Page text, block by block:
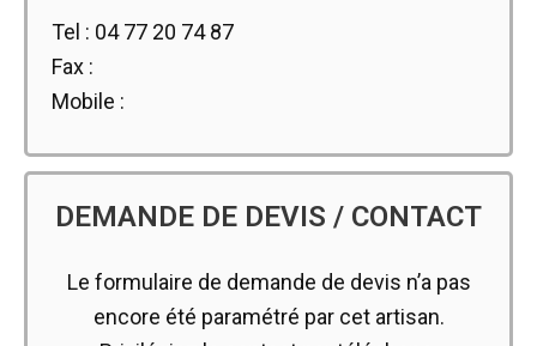
Tel : 04 77 20 74 87
Fax :
Mobile :
DEMANDE DE DEVIS / CONTACT
Le formulaire de demande de devis n’a pas
encore été paramétré par cet artisan.